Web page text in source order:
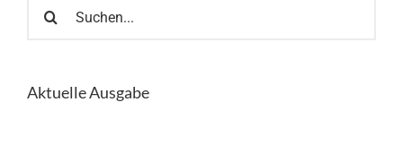
nach:
Aktuelle Ausgabe